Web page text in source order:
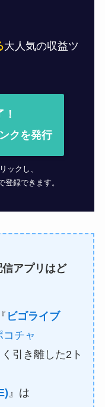
大人気の収益ツ
クを発行
ックし、
録できます。
アプリはど
ビゴライブ
コチャ
引き離した2ト
』は